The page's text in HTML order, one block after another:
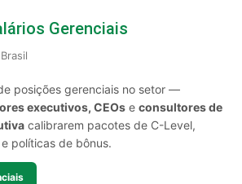
Gerenciais
posições gerenciais no setor —
executivos, CEOs e consultores de
calibrarem pacotes de C-Level,
políticas de bônus.